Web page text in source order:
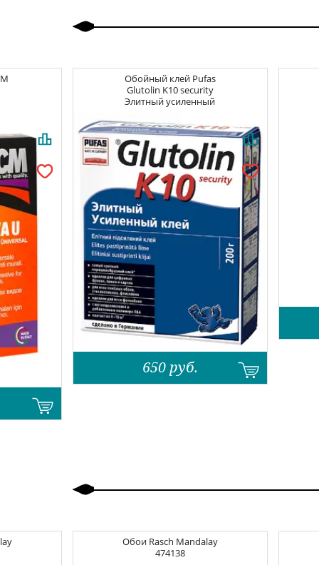
Обойный клей Pufas
Glutolin K10 security
Элитный усиленный
650 руб.
Обои Rasch Mandalay
474138